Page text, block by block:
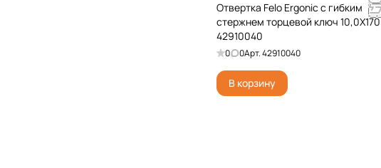
Отвертка Felo Ergonic с гибким
стержнем торцевой ключ 10,0X170
42910040
0 0Арт.42910040
В корзину